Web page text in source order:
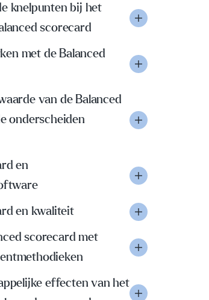
knelpunten bij het
scorecard
met de Balanced
van de Balanced
onderscheiden
en
en kwaliteit
scorecard met
effecten van het